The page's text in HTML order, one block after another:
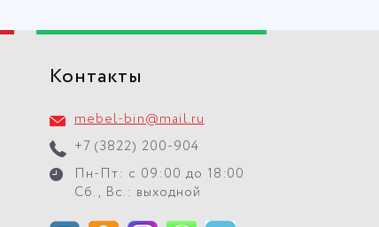
Контакты
mebel-bin@mail.ru
+7 (3822) 200-904
Пн-Пт: с 09:00 до 18:00
Сб., Вс.: выходной